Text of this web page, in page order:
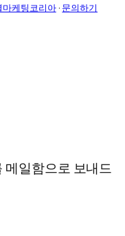
마케팅코리아· 문의하기
메일함으로 보내드